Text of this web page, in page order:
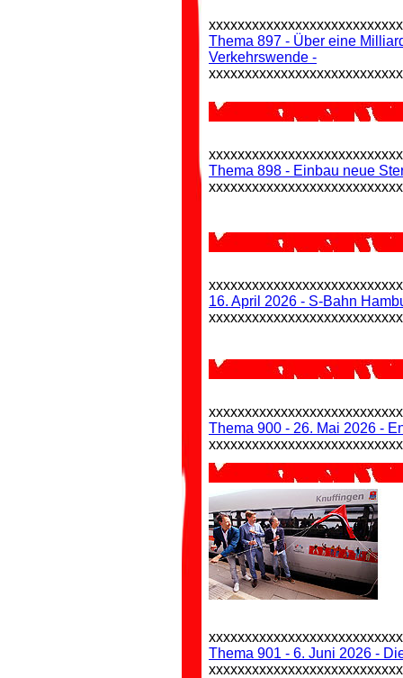
Thema 897 - Über eine
Verkehrswende -
Thema 898 - Einbau neue
16. April 2026 - S-Bahn
Thema 900 - 26. Mai 2026 -
Thema 901 - 6. Juni 2026 -